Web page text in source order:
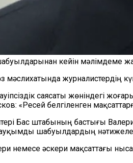
кейін
журналистердің күн
саясаты жөніндегі
«Ресей белгіленген
Бас штабының бастығы
шабуылдардың
немесе әскери мақсаттағы